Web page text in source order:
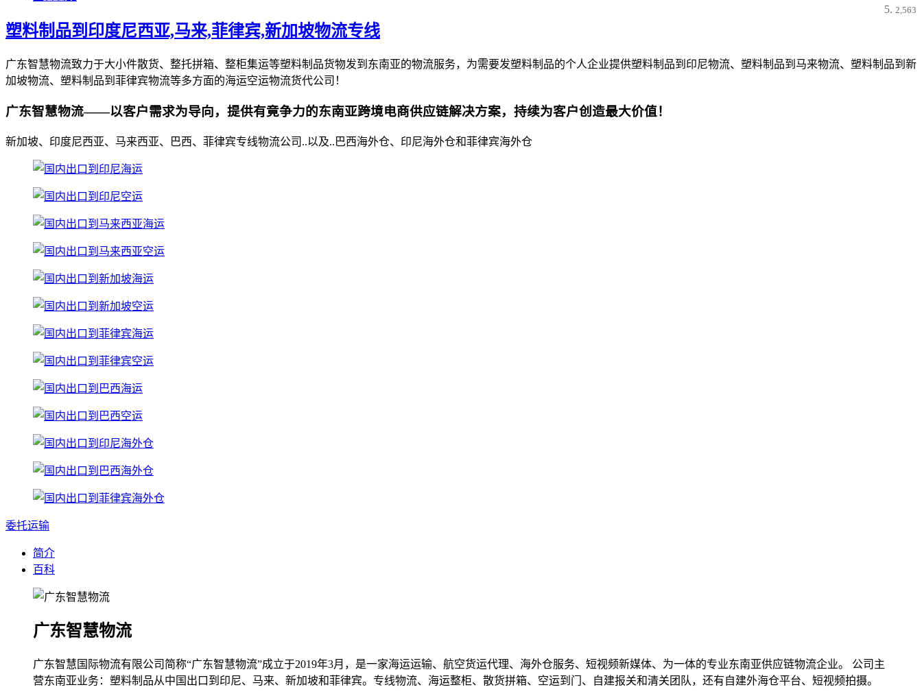
2,563
塑料制品到印度尼西亚,马来,菲律宾,新加坡物流专线
广东智慧物流致力于大小件散货、整托拼箱、整柜集运等塑料制品货物发到东南亚的物流服务，为需要发塑料制品的个人企业提供塑料制品到印尼物流、塑料制品到马来物流、塑料制品到新
加坡物流、塑料制品到菲律宾物流等多方面的海运空运物流货代公司！
广东智慧物流——以客户需求为导向，提供有竟争力的东南亚跨境电商供应链解决方案，持续为客户创造最大价值！
新加坡、印度尼西亚、马来西亚、巴西、菲律宾专线物流公司..以及..巴西海外仓、印尼海外仓和菲律宾海外仓
委托运输
简介
百科
广东智慧物流
广东智慧国际物流有限公司简称“广东智慧物流”成立于2019年3月，是一家海运运输、航空货运代理、海外仓服务、短视频新媒体、为一体的专业东南亚供应链物流企业。 公司主
营东南亚业务：塑料制品从中国出口到印尼、马来、新加坡和菲律宾。专线物流、海运整柜、散货拼箱、空运到门、自建报关和清关团队，还有自建外海仓平台、短视频拍摄。